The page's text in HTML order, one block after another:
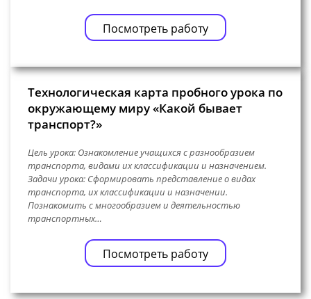
Посмотреть работу
Технологическая карта пробного урока по
окружающему миру «Какой бывает
транспорт?»
Цель урока: Ознакомление учащихся с разнообразием
транспорта, видами их классификации и назначением.
Задачи урока: Сформировать представление о видах
транспорта, их классификации и назначении.
Познакомить с многообразием и деятельностью
транспортных…
Посмотреть работу